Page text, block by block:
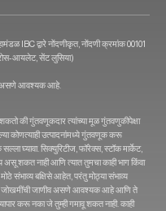
IBC द्वारे नोंदणीकृत, नोंदणी क्रमांक 00101
आयलेट, सेंट लुसिया)
असणे आवश्यक आहे.
की गुंतवणूकदार त्यांच्या मूळ गुंतवणुकीपेक्षा
कोणत्याही उत्पादनांमध्ये गुंतवणूक करू
सल्ला घ्यावा. सिक्युरिटीज, फॉरेक्स, स्टॉक मार्केट,
शकत नाही आणि त्यात तुमचा काही भाग किंवा
मोठे संभाव्य बक्षिसे आहेत, परंतु मोठ्या संभाव्य
जोखमींची जाणीव असणे आवश्यक आहे आणि ते
करू नका जे तुम्ही गमावू शकत नाही. काही